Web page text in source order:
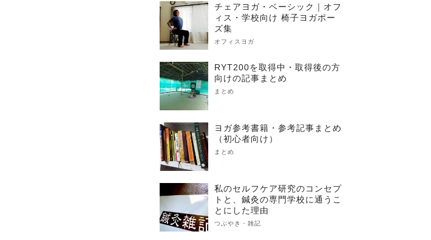
チェアヨガ・ベーシック｜オフ
ィス・学校向け 椅子ヨガポー
ズ集
オフィスヨガ
RYT200を取得中・取得後の方
向けの記事まとめ
まとめ
ヨガ参考書籍・参考記事まとめ
（初心者向け）
まとめ
私のセルフケア研究のコンセプ
トと、鍼灸の専門学校に通うこ
とにした理由
つぶやき・雑記